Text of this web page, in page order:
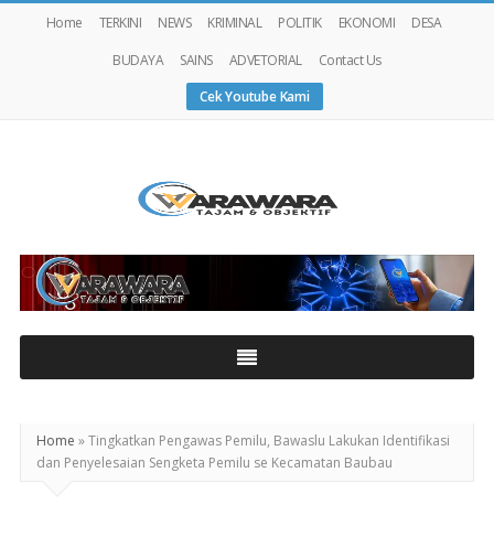
Home TERKINI NEWS KRIMINAL POLITIK EKONOMI
DESA
BUDAYA
SAINS ADVETORIAL
Contact Us
Cek Youtube Kami
Home »Tingkatkan Pengawas Pemilu, Bawaslu Lakukan Identifikasi
dan Penyelesaian Sengketa Pemilu se Kecamatan Baubau